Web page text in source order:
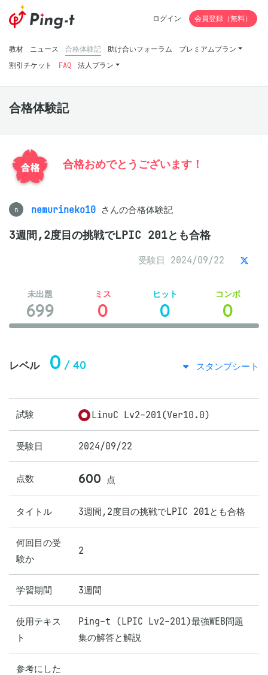
教材 ニュース 合格体験記 助け合いフォーラム
プレミアムプラン
割引チケット
FAQ 法人プラン
ログイン 会員登録（無料）
合格体験記
合格おめでとうございます！
n nemurineko10 さんの合格体験記
3週間,2度目の挑戦でLPIC 201とも合格
受験日 2024/09/22
未出題
699
ミス
0
ヒット
0
コンボ
0
レベル 0 / 40 スタンプシート
試験 LinuC Lv2-201(Ver10.0)
受験日 2024/09/22
点数 600 点
タイトル 3週間,2度目の挑戦でLPIC 201とも合格
何回目の受
験か
2
学習期間 3週間
使用テキス
ト
Ping-t (LPIC Lv2-201)最強WEB問題
集の解答と解説
参考にした